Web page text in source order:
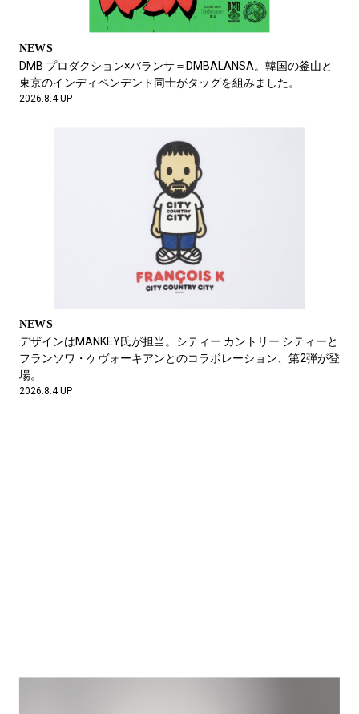
NEWS
DMB プロダクション×バランサ＝DMBALANSA。韓国の釜山と
東京のインディペンデント同士がタッグを組みました。
2026.8.4 UP
NEWS
デザインはMANKEY氏が担当。シティー カントリー シティーと
フランソワ・ケヴォーキアンとのコラボレーション、第2弾が登
場。
2026.8.4 UP
【FOCUS IT.】平野海祝など世界中のトップライダーがニセコに
集結。順位を競わないイベント「スウォッチ ナインズ」って？